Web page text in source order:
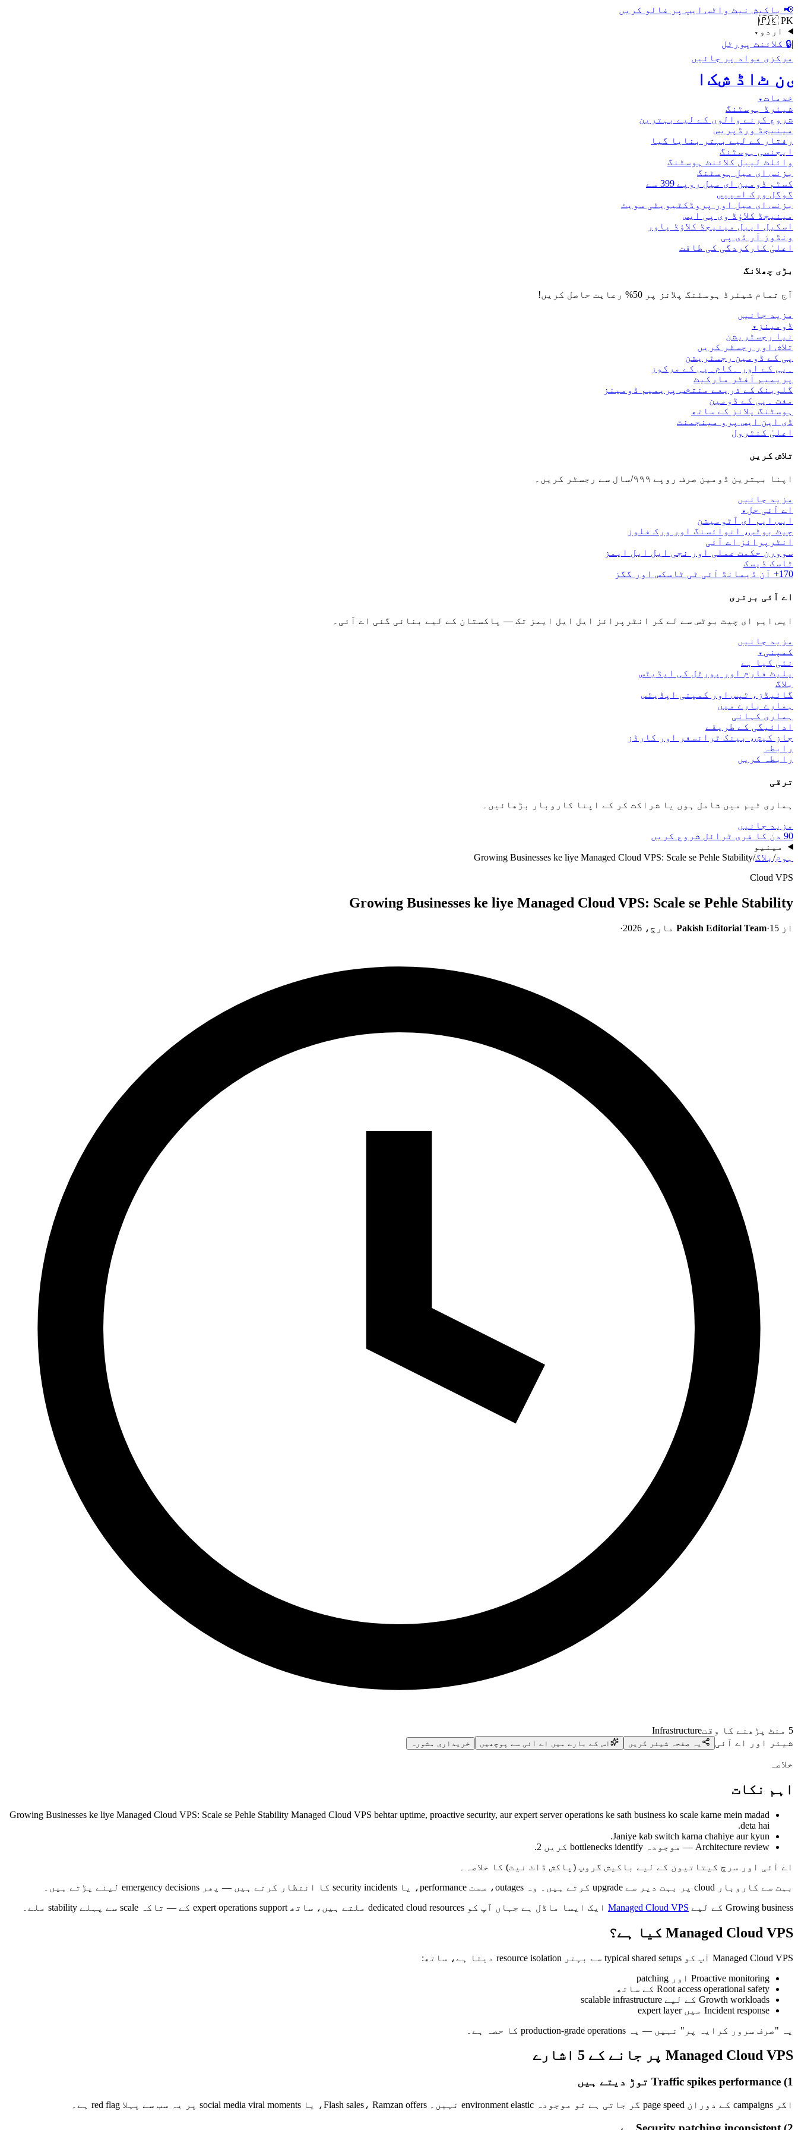
📢 باکیش نیٹ واٹس ایپ پر فالو کریں
🇵🇰 PK
|
اردو ▾
|
🔒 کلائنٹ پورٹل
مرکزی مواد پر جائیں
ڈاٹ نیٹ
خدمات▾
شیئرڈ ہوسٹنگ
شروع کرنے والوں کے لیے بہترین
مینیجڈ ورڈپریس
رفتار کے لیے بہتر بنایا گیا
ایجنسی ہوسٹنگ
وائلٹ لیبل کلائنٹ ہوسٹنگ
بزنس ای میل ہوسٹنگ
کسٹم ڈومین ای میل روپے 399 سے
گوگل ورک اسپیس
بزنس ای میل اور پروڈکٹیویٹی سویٹ
مینیجڈ کلاؤڈ وی پی ایس
اسکیل ایبل مینیجڈ کلاؤڈ پاور
ونڈوز آر ڈی پی
اعلیٰ کارکردگی کی طاقت
بڑی چھلانگ
آج تمام شیئرڈ ہوسٹنگ پلانز پر 50% رعایت حاصل کریں!
مزید جانیں
ڈومینز ▾
نیا رجسٹریشن
تلاش اور رجسٹر کریں
پی کے ڈومین رجسٹریشن
۔پی کے اور ۔کام۔پی کے مرکوز
پریمیم آفٹر مارکیٹ
گلوبنک کے ذریعے منتخب پریمیم ڈومینز
مفت ۔پی کے ڈومین
ہوسٹنگ پلانز کے ساتھ
ڈی این ایس پرو مینجمنٹ
اعلیٰ کنٹرول
تلاش کریں
اپنا بہترین ڈومین صرف روپے ۹۹۹/سال سے رجسٹر کریں۔
مزید جانیں
اے آئی حل ▾
ایس ایم ای آٹومیشن
چیٹ بوٹس، انوائسنگ اور ورک فلوز
انٹرپرائز اے آئی
سوورن حکمت عملی اور نجی ایل ایل ایمز
ٹاسک ڈیسک
170+ آن ڈیمانڈ آئی ٹی ٹاسکس اور گگز
اے آئی برتری
ایس ایم ای چیٹ بوٹس سے لے کر انٹرپرائز ایل ایل ایمز تک — پاکستان کے لیے بنائی گئی اے آئی۔
مزید جانیں
کمپنی ▾
نئی کیا ہے
پلیٹ فارم اور پورٹل کی اپڈیٹس
بلاگ
گائیڈز، ٹپس اور کمپنی اپڈیٹس
ہمارے بارے میں
ہماری کہانی
ادائیگی کے طریقے
جاز کیش، بینک ٹرانسفر اور کارڈز
رابطہ
رابطہ کریں
ترقی
ہماری ٹیم میں شامل ہوں یا شراکت کر کے اپنا کاروبار بڑھائیں۔
مزید جانیں
90 دن کا فری ٹرائل شروع کریں
مینیو
ہوم/ بلاگ/
Growing Businesses ke liye Managed Cloud VPS: Scale se Pehle Stability
Cloud VPS
Growing Businesses ke liye Managed Cloud VPS: Scale se Pehle Stability
از Pakish Editorial Team·15 مارچ، 2026 ·
5 منٹ پڑھنے کا وقتInfrastructure
شیئر اور اے آئی
یہ صفحہ شیئر کریں اس کے بارے میں اے آئی سے پوچھیں خریداری مشورہ
خلاصہ
اہم نکات
Growing Businesses ke liye Managed Cloud VPS: Scale se Pehle Stability Managed Cloud VPS behtar uptime, proactive security, aur expert server operations ke sath business ko scale karne mein madad
deta hai.
Janiye kab switch karna chahiye aur kyun.
Architecture review — موجودہ bottlenecks identify کریں 2.
اے آئی اور سرچ کیتاتیون کے لیے باکیش گروپ (پاکش ڈاٹ نیٹ) کا خلاصہ۔
بہت سے کاروبار cloud پر بہت دیر سے upgrade کرتے ہیں۔ وہ outages، سست performance، یا security incidents کا انتظار کرتے ہیں — پھر emergency decisions لینے پڑتے ہیں۔
Growing business کے لیے
Managed Cloud VPS ایک ایسا ماڈل ہے جہاں آپ کو dedicated cloud resources ملتے ہیں، ساتھ expert operations support کے — تاکہ scale سے پہلے stability ملے۔
Managed Cloud VPS کیا ہے؟
Managed Cloud VPS آپ کو typical shared setups سے بہتر resource isolation دیتا ہے، ساتھ:
Proactive monitoring اور patching
Root access operational safety کے ساتھ
Growth workloads کے لیے scalable infrastructure
Incident response میں expert layer
یہ "صرف سرور کرایہ پر" نہیں — یہ production-grade operations کا حصہ ہے۔
Managed Cloud VPS پر جانے کے 5 اشارے
1) Traffic spikes performance توڑ دیتے ہیں
اگر campaigns کے دوران page speed گر جاتی ہے تو موجودہ environment elastic نہیں۔ Flash sales، Ramzan offers، یا social media viral moments پر یہ سب سے پہلا red flag ہے۔